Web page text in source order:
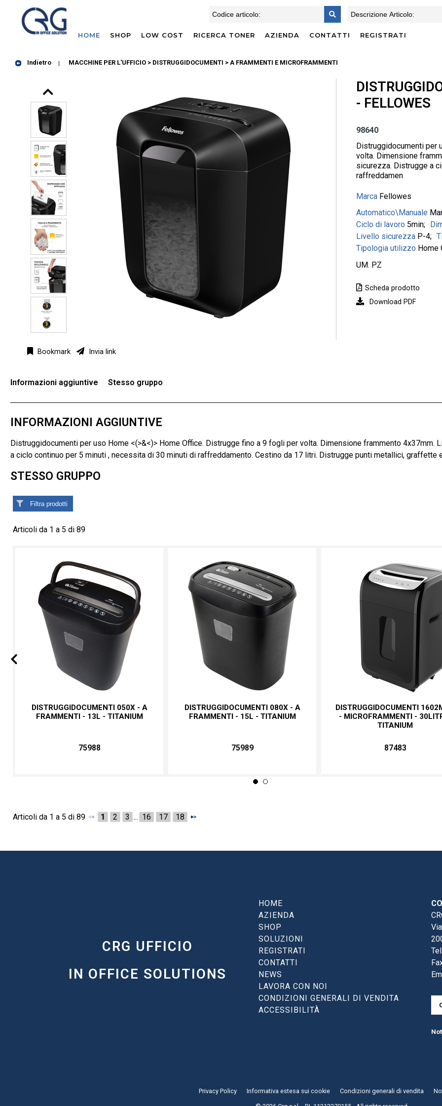
HOME SHOP LOW COST RICERCA TONER AZIENDA CONTATTI REGISTRATI
Indietro MACCHINE PER L'UFFICIO > DISTRUGGIDOCUMENTI > A FRAMMENTI E MICROFRAMMENTI
- FELLOWES
98640
Distruggidocumenti per
volta. Dimensione
sicurezza. Distrugge a
raffreddamen
Marca Fellowes
Automatico\Manuale
Ciclo di lavoro 5min
Livello sicurezza P-4
Tipologia utilizzo Home
UM. PZ
Scheda prodotto
Download PDF
Bookmark Invia link
Informazioni aggiuntive Stesso gruppo
INFORMAZIONI AGGIUNTIVE
Distruggidocumenti per uso Home <(>&<)> Home Office. Distrugge fino a 9 fogli per volta. Dimensione frammento
a ciclo continuo per 5 minuti , necessita di 30 minuti di raffreddamento. Cestino da 17 litri. Distrugge punti metallici,
STESSO GRUPPO
Filtra prodotti
Articoli da 1 a 5 di 89
DISTRUGGIDOCUMENTI 050X - A
FRAMMENTI - 13L - TITANIUM
75988
DISTRUGGIDOCUMENTI 080X - A
FRAMMENTI - 15L - TITANIUM
75989
DISTRUGGIDOCUMENTI
- MICROFRAMMENTI -
TITANIUM
87483
Articoli da 1 a 5 di 89 1 2 3 ... 16 17 18
CRG UFFICIO
IN OFFICE SOLUTIONS
HOME
AZIENDA
SHOP
SOLUZIONI
REGISTRATI
CONTATTI
NEWS
LAVORA CON NOI
CONDIZIONI GENERALI DI VENDITA
ACCESSIBILITÀ
Privacy Policy Informativa estesa sui cookie Condizioni generali di vendita